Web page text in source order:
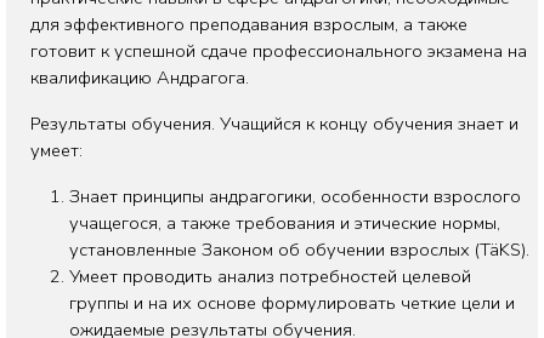
для эффективного преподавания взрослым, а также
готовит к успешной сдаче профессионального экзамена на
квалификацию Андрагога.
Результаты обучения. Учащийся к концу обучения знает и
умеет:
Знает принципы андрагогики, особенности взрослого
учащегося, а также требования и этические нормы,
установленные Законом об обучении взрослых (TäKS).
Умеет проводить анализ потребностей целевой
группы и на их основе формулировать четкие цели и
ожидаемые результаты обучения.